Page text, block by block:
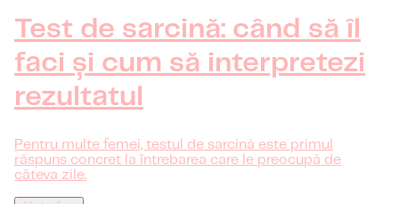
Test de sarcină: când să îl
faci și cum să interpretezi
rezultatul
Pentru multe femei, testul de sarcină este primul
răspuns concret la întrebarea care le preocupă de
câteva zile.